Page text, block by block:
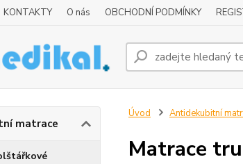
KONTAKTY O nás OBCHODNÍ PODMÍNKY
matrace
Úvod Antidekubitní
Matrace